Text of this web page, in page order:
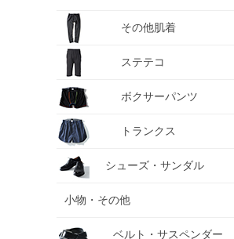
その他肌着
ステテコ
ボクサーパンツ
トランクス
シューズ・サンダル
小物・その他
ベルト・サスペンダー